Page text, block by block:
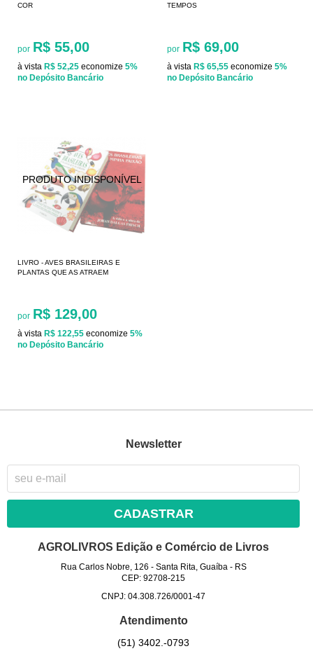
COR
por R$ 55,00
à vista R$ 52,25 economize 5%
no Depósito Bancário
TEMPOS
por R$ 69,00
à vista R$ 65,55 economize 5%
no Depósito Bancário
LIVRO - AVES BRASILEIRAS E
PLANTAS QUE AS ATRAEM
por R$ 129,00
à vista R$ 122,55 economize 5%
no Depósito Bancário
Newsletter
CADASTRAR
AGROLIVROS Edição e Comércio de Livros
Rua Carlos Nobre, 126 - Santa Rita, Guaíba - RS
CEP: 92708-215
CNPJ: 04.308.726/0001-47
Atendimento
(51) 3402.-0793